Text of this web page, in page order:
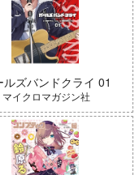
リリカルなのは EX
Blaze Vengeanc
ングテーマ CRIM
ルズバンドクライ 01
マイクロマガジン社